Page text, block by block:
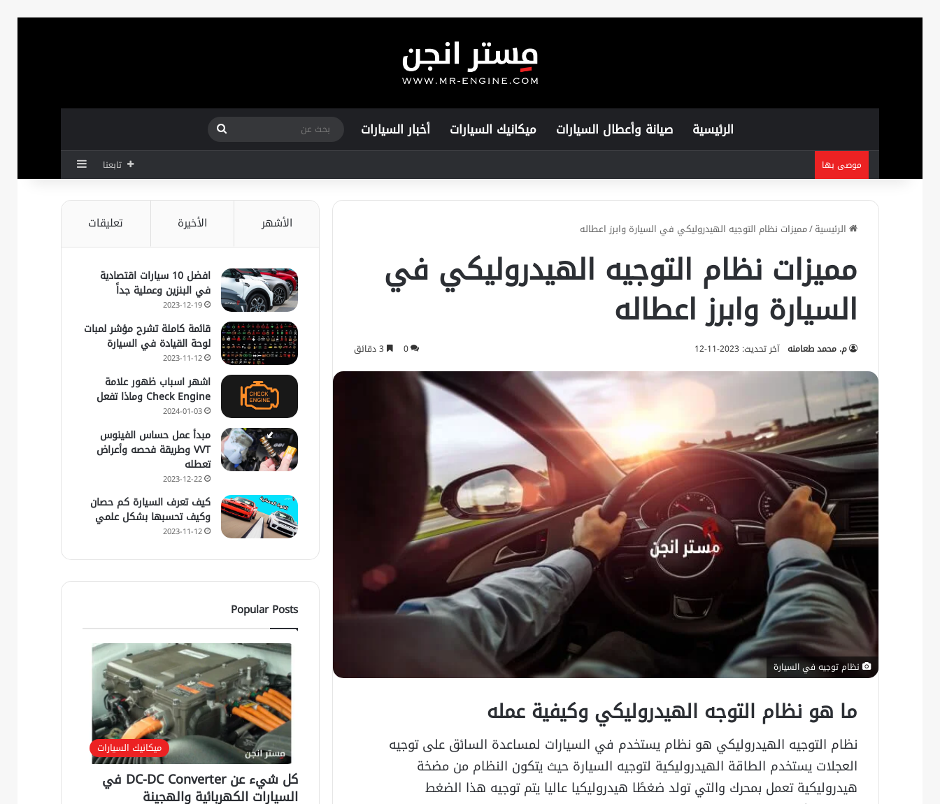
الرئيسية صيانة وأعطال السيارات ميكانيك السيارات أخبار السيارات
بحث
عن
موصى بها تابعنا إضافة عمود
الرئيسية/مميزات نظام التوجيه الهيدروليكي في السيارة وابرز اعطاله
مميزات نظام التوجيه الهيدروليكي في
السيارة وابرز اعطاله
م. محمد طعامنه آخر تحديث: 2023-11-12 0
نظام توجيه في السيارة
ما هو نظام التوجه الهيدروليكي وكيفية عمله
نظام التوجيه الهيدروليكي هو نظام يستخدم في السيارات لمساعدة السائق على توجيه
العجلات يستخدم الطاقة الهيدروليكية لتوجيه السيارة حيث يتكون النظام من مضخة
هيدروليكية تعمل بمحرك والتي تولد ضغطًا هيدروليكيا عاليا يتم توجيه هذا الضغط
الأشهر الأخيرة تعليقات
افضل 10 سيارات اقتصادية
في البنزين وعملية جداً
2023-12-19
قائمة كاملة تشرح مؤشر لمبات
لوحة القيادة في السيارة
2023-11-12
اشهر اسباب ظهور علامة
Check Engine وماذا تفعل
2024-01-03
مبدأ عمل حساس الفينوس
VVT وطريقة فحصه وأعراض
تعطله
2023-12-22
كيف تعرف السيارة كم حصان
وكيف تحسبها بشكل علمي
2023-11-12
Popular Posts
ميكانيك السيارات
كل شيء عن DC-DC Converter في
السيارات الكهربائية والهجينة